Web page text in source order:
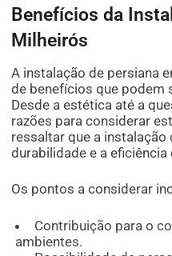
Benefícios da
Milheirós
A instalação de persiana
de benefícios que podem
Desde a estética até a
razões para considerar
ressaltar que a instalação
durabilidade e a eficiência
Os pontos a considerar
Contribuição para o
ambientes.